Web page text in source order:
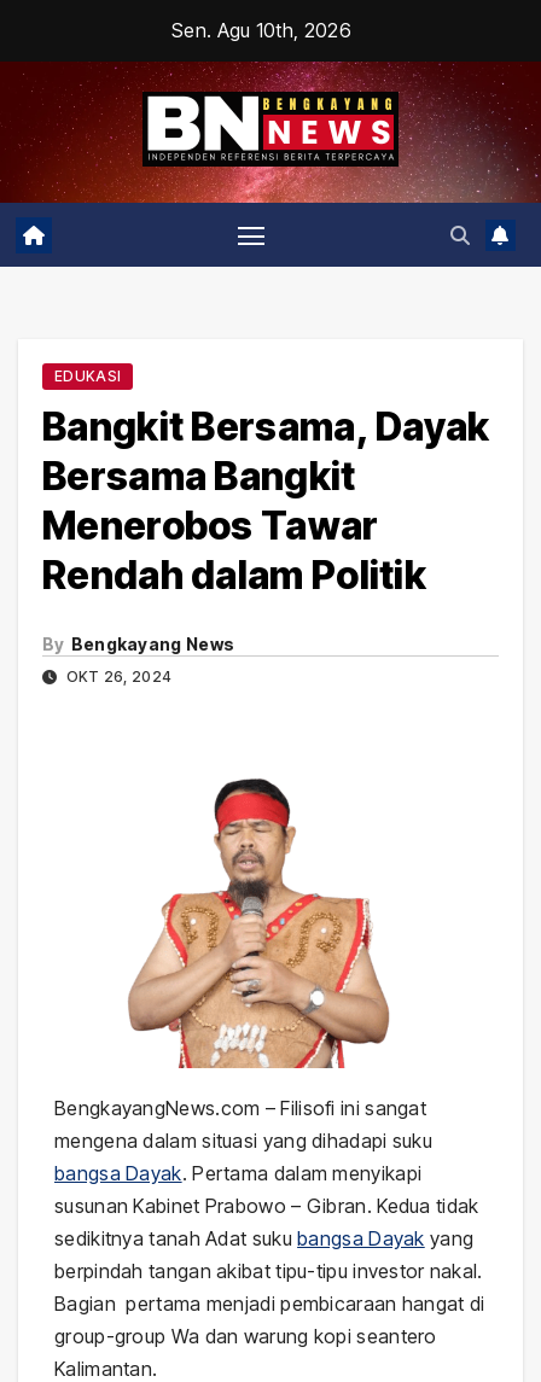
content
Sen. Agu 10th, 2026
EDUKASI
Bangkit Bersama, Dayak
Bersama Bangkit
Menerobos Tawar
Rendah dalam Politik
By Bengkayang News
OKT 26, 2024
BengkayangNews.com – Filisofi ini sangat
mengena dalam situasi yang dihadapi suku
bangsa Dayak. Pertama dalam menyikapi
susunan Kabinet Prabowo – Gibran. Kedua tidak
sedikitnya tanah Adat sukubangsa Dayak yang
berpindah tangan akibat tipu-tipu investor nakal.
Bagian pertama menjadi pembicaraan hangat di
group-group Wa dan warung kopi seantero
Kalimantan.